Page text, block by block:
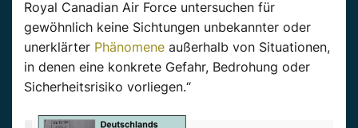
Royal Canadian Air Force untersuchen für
gewöhnlich keine Sichtungen unbekannter oder
unerklärter Phänomene außerhalb von Situationen,
in denen eine konkrete Gefahr, Bedrohung oder
Sicherheitsrisiko vorliegen.“